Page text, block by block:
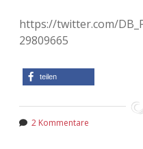
https://twitter.com/
29809665
teilen
2 Kommentare